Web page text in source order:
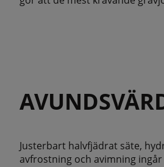
Justerbart halvfjädrat säte,
avfrostning och avimning